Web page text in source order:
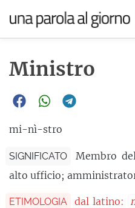
Ministro
mi-nì-stro
SIGNIFICATO
Membro
alto ufficio;
ETIMOLOGIA dal latino: